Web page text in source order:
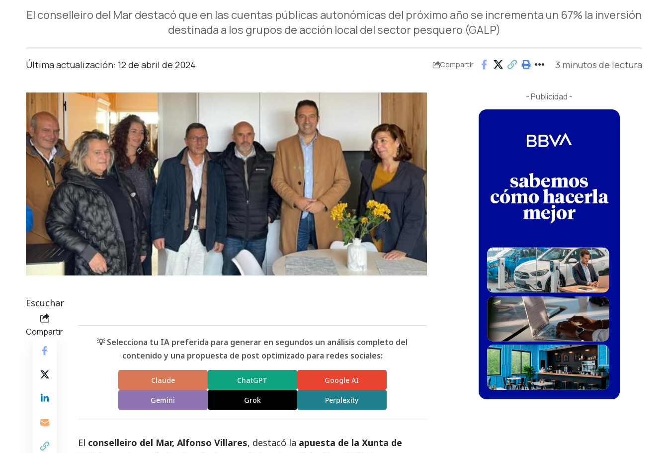
El conselleiro del Mar destacó que en las cuentas públicas autonómicas del próximo año se incrementa un 67% la inversión
destinada a los grupos de acción local del sector pesquero (GALP)
Última actualización: 12 de abril de 2024 Compartir 3 minutos de lectura
Escuchar
Compartir
💡 Selecciona tu IA preferida para generar en segundos un análisis completo del
contenido y una propuesta de post optimizado para redes sociales:
Claude ChatGPT Google AI
Gemini Grok Perplexity
El conselleiro del Mar, Alfonso Villares, destacó la apuesta de la Xunta de
- Publicidad -